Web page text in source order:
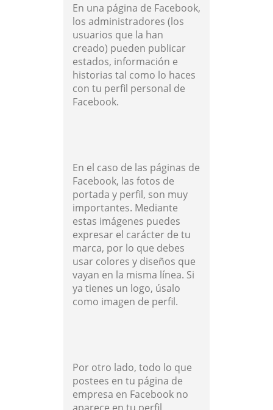
En una página de Facebook,
los administradores (los
usuarios que la han
creado) pueden publicar
estados, información e
historias tal como lo haces
con tu perfil personal de
Facebook.
En el caso de las páginas de
Facebook, las fotos de
portada y perfil, son muy
importantes. Mediante
estas imágenes puedes
expresar el carácter de tu
marca, por lo que debes
usar colores y diseños que
vayan en la misma línea. Si
ya tienes un logo, úsalo
como imagen de perfil.
Por otro lado, todo lo que
postees en tu página de
empresa en Facebook no
aparece en tu perfil